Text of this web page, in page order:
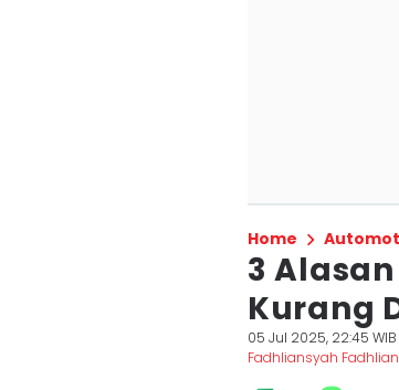
Home
3
Kurang
05 Jul 2025, 22:45 WIB
Fadhliansyah